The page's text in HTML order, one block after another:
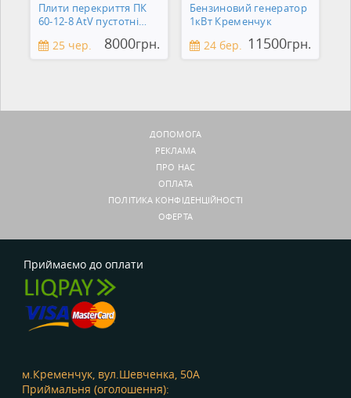
Плити перекриття ПК
60-12-8 AtV пустотні
25 чер. 8000грн.
Бензиновий генератор
1кВт Кременчук
24 бер. 11500грн.
ДОПОМОГА
РЕКЛАМА
ПРО НАС
ОПЛАТА
ПОЛІТИКА КОНФІДЕНЦІЙНОСТІ
ОФЕРТА
Приймаємо до оплати
м.Кременчук, вул.Шевченка, 50А
Приймальня (оголошення):